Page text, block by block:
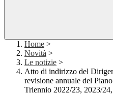
Home >
Novità >
Le notizie >
Atto di indirizzo del
revisione annuale del
Triennio 2022/23, 2023/